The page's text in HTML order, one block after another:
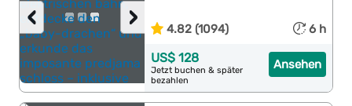
›
‹ 4.82 (1094) 6 h
Ansehen
US$ 128
Jetzt buchen & später
bezahlen